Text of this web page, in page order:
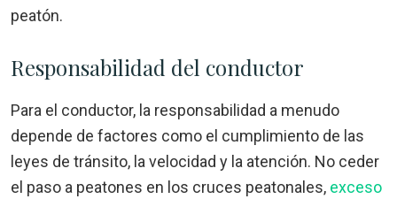
peatón.
Responsabilidad del conductor
Para el conductor, la responsabilidad a menudo
depende de factores como el cumplimiento de las
leyes de tránsito, la velocidad y la atención. No ceder
el paso a peatones en los cruces peatonales, exceso